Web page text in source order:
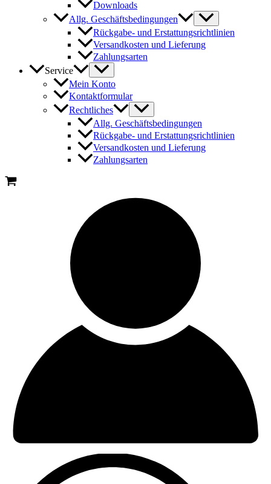
Downloads
Allg. Geschäftsbedingungen
Rückgabe- und Erstattungsrichtlinien
Versandkosten und Lieferung
Zahlungsarten
Service
Mein Konto
Kontaktformular
Rechtliches
Allg. Geschäftsbedingungen
Rückgabe- und Erstattungsrichtlinien
Versandkosten und Lieferung
Zahlungsarten